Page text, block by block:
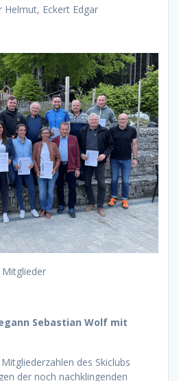
Eckert Edgar
Mitglieder
Sebastian Wolf mit
des Skiclubs
der noch nachklingenden